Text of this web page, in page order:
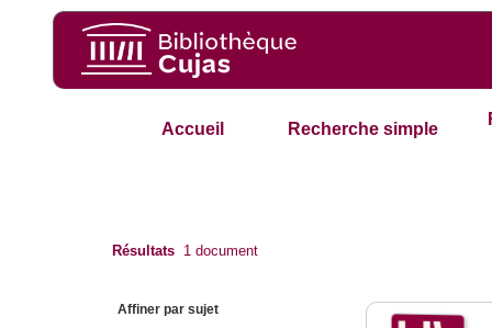
Accueil Recherche simple
Résultats 1 document
Affiner par sujet